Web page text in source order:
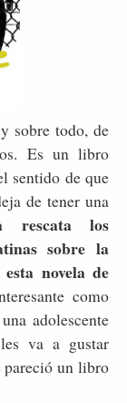
sobre todo, de
Es un libro
sentido de que
de tener una
rescata los
sobre la
novela de
como
adolescente
va a gustar
pareció un libro